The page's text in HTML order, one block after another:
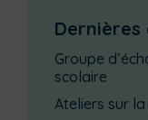
Groupe
scolaire
Ateliers sur